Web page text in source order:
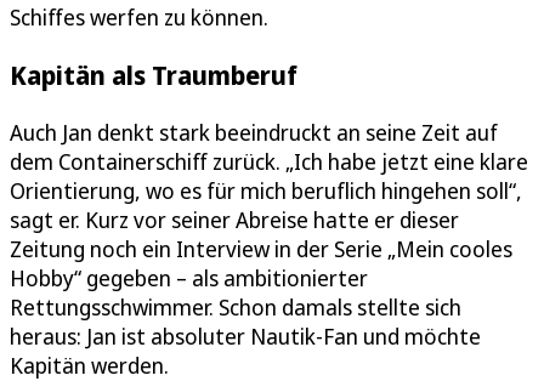
Schiffes werfen zu können.
Kapitän als Traumberuf
Auch Jan denkt stark beeindruckt an seine Zeit auf
dem Containerschiff zurück. „Ich habe jetzt eine klare
Orientierung, wo es für mich beruflich hingehen soll“,
sagt er. Kurz vor seiner Abreise hatte er dieser
Zeitung noch ein Interview in der Serie „Mein cooles
Hobby“ gegeben – als ambitionierter
Rettungsschwimmer. Schon damals stellte sich
heraus: Jan ist absoluter Nautik-Fan und möchte
Kapitän werden.